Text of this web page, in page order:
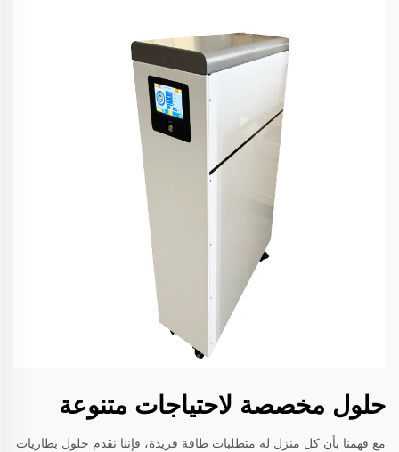
حلول مخصصة لاحتياجات متنوعة
مع فهمنا بأن كل منزل له متطلبات طاقة فريدة، فإننا نقدم حلول بطاريات